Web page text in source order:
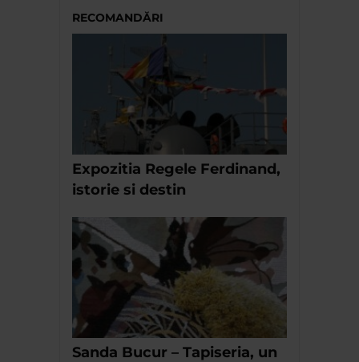
RECOMANDĂRI
Expozitia Regele Ferdinand,
istorie si destin
Sanda Bucur – Tapiseria, un